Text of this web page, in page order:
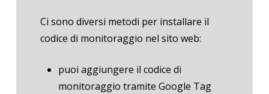
Ci sono diversi metodi per installare il
codice di monitoraggio nel sito web:
puoi aggiungere il codice di
monitoraggio tramite Google Tag